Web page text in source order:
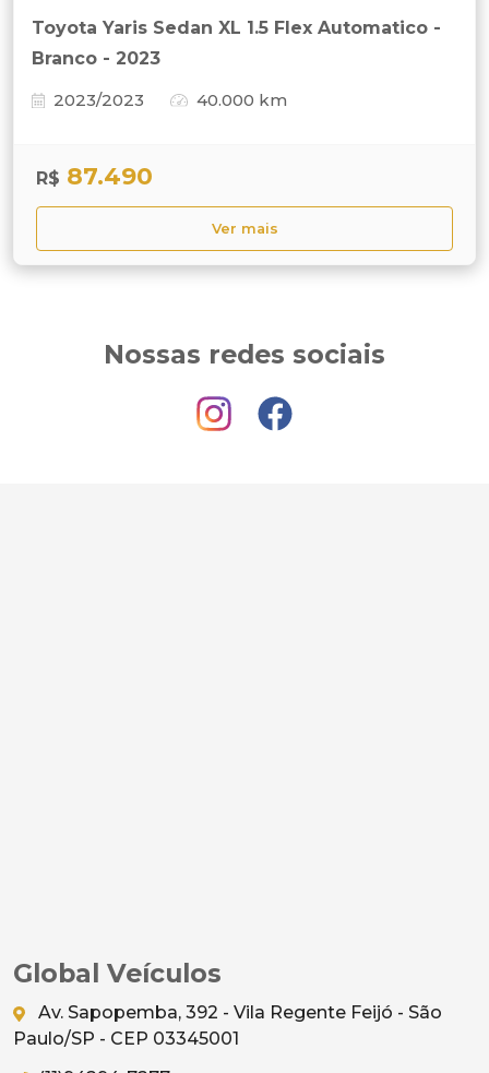
Toyota Yaris Sedan XL 1.5 Flex Automatico -
Branco - 2023
2023/2023
40.000 km
R$ 87.490
Ver mais
Nossas redes sociais
Global Veículos
Av. Sapopemba, 392 - Vila Regente Feijó - São
Paulo/SP - CEP 03345001